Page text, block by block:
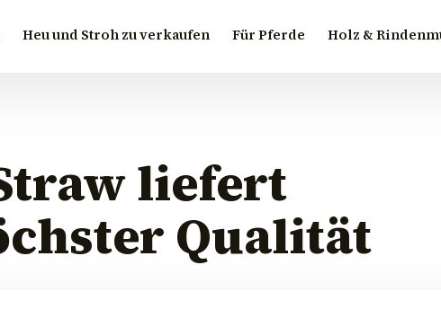
Heu und Stroh zu verkaufen Für Pferde Holz &
liefert
Qualität